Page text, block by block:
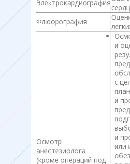
Электрокардиография
Флюорография
Осмотр
анестезиолога
(кроме операций под
и
с
и
и
или